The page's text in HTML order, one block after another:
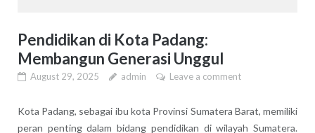
Pendidikan di Kota Padang:
Membangun Generasi Unggul
August 29, 2025 admin Leave a comment
Kota Padang, sebagai ibu kota Provinsi Sumatera Barat, memiliki
peran penting dalam bidang pendidikan di wilayah Sumatera.